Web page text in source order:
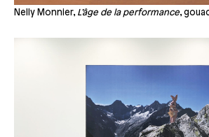
Nelly Monnier, L’âge de la performance,